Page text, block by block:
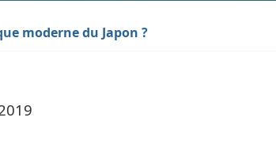
moderne du Japon ?